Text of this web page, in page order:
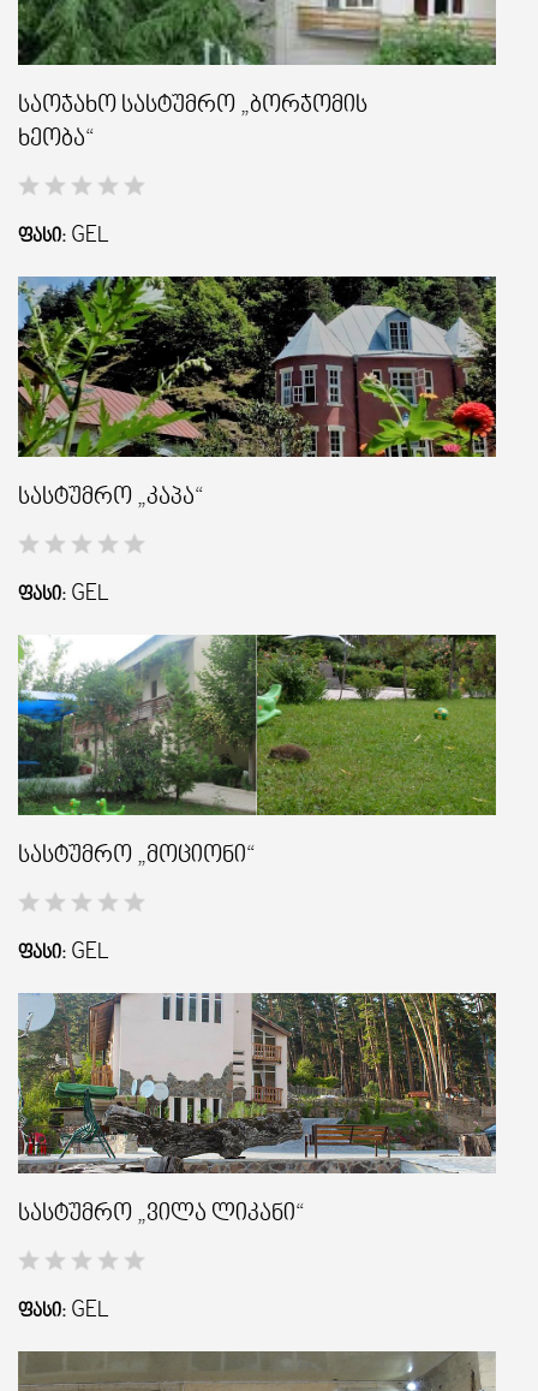
საოჯახო სასტუმრო „ბორჯომის
ხეობა“
ᲤᲐᲡᲘ: GEL
სასტუმრო „კაპა“
ᲤᲐᲡᲘ: GEL
სასტუმრო „მოციონი“
ᲤᲐᲡᲘ: GEL
სასტუმრო „ვილა ლიკანი“
ᲤᲐᲡᲘ: GEL